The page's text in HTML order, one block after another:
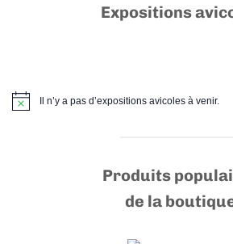
Expositions
Notice Il n’y a pas d’expositions avicoles à venir.
Produits
de la